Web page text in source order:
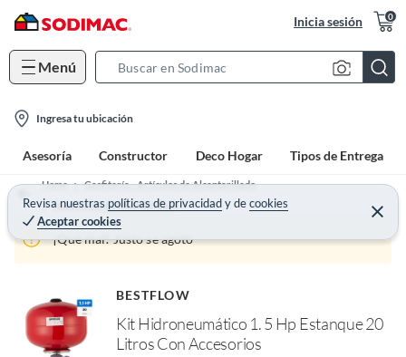
Inicia sesión 0
Menú
c
h
B
a
Ingresa tu ubicación
Asesoría Constructor Deco Hogar Tipos de Entrega
Revisa nuestras políticas de privacidadydecookies
Aceptar cookies
C
e
r
Home
Gasfitería - Artículos de Alcantarillado
Accesorios de Alcantarillado
¡Qué mal! Justo se agotó
BESTFLOW
Kit Hidroneumático 1. 5 Hp Estanque 20
Litros Con Accesorios
I
n